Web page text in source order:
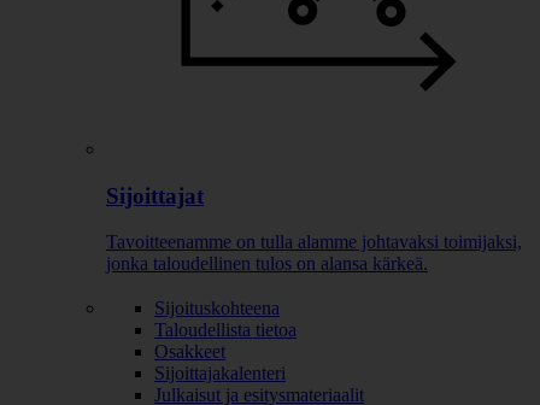
Sijoittajat
Tavoitteenamme on tulla alamme johtavaksi toimijaksi,
jonka taloudellinen tulos on alansa kärkeä.
Sijoituskohteena
Taloudellista tietoa
Osakkeet
Sijoittajakalenteri
Julkaisut ja esitysmateriaalit